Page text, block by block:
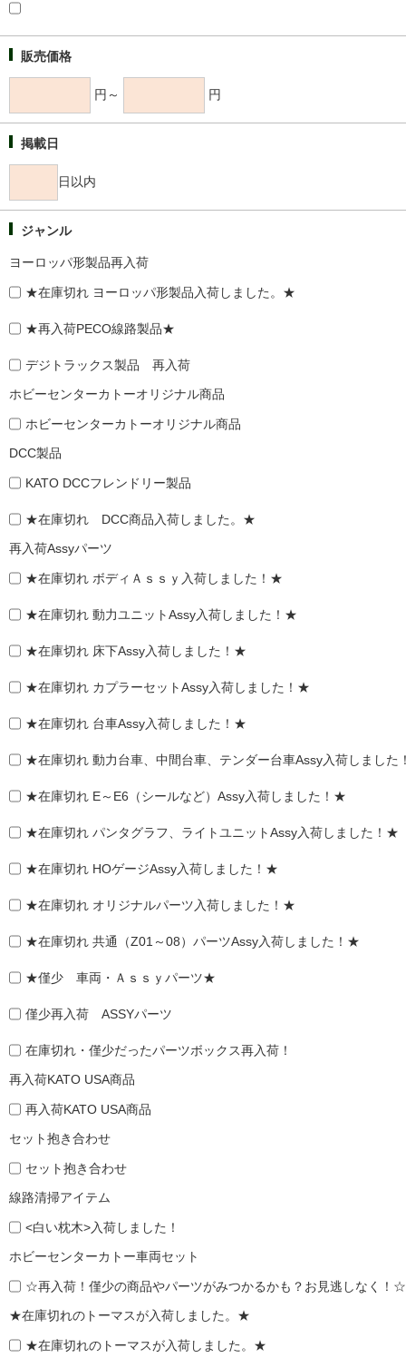
販売価格
円～ 円
掲載日
日以内
ジャンル
ヨーロッパ形製品再入荷
★在庫切れ ヨーロッパ形製品入荷しました。★
★再入荷PECO線路製品★
デジトラックス製品 再入荷
ホビーセンターカトーオリジナル商品
ホビーセンターカトーオリジナル商品
DCC製品
KATO DCCフレンドリー製品
★在庫切れ DCC商品入荷しました。★
再入荷Assyパーツ
★在庫切れ ボディＡｓｓｙ入荷しました！★
★在庫切れ 動力ユニットAssy入荷しました！★
★在庫切れ 床下Assy入荷しました！★
★在庫切れ カプラーセットAssy入荷しました！★
★在庫切れ 台車Assy入荷しました！★
★在庫切れ 動力台車、中間台車、テンダー台車Assy入荷しまし
★在庫切れ E～E6（シールなど）Assy入荷しました！★
★在庫切れ パンタグラフ、ライトユニットAssy入荷しました！★
★在庫切れ HOゲージAssy入荷しました！★
★在庫切れ オリジナルパーツ入荷しました！★
★在庫切れ 共通（Z01～08）パーツAssy入荷しました！★
★僅少 車両・Ａｓｓｙパーツ★
僅少再入荷 ASSYパーツ
在庫切れ・僅少だったパーツボックス再入荷！
再入荷KATO USA商品
再入荷KATO USA商品
セット抱き合わせ
セット抱き合わせ
線路清掃アイテム
<白い枕木>入荷しました！
ホビーセンターカトー車両セット
☆再入荷！僅少の商品やパーツがみつかるかも？お見逃しなく！☆
★在庫切れのトーマスが入荷しました。★
★在庫切れのトーマスが入荷しました。★